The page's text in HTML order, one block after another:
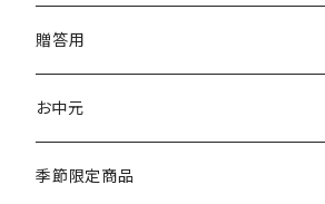
贈答用
お中元
季節限定商品